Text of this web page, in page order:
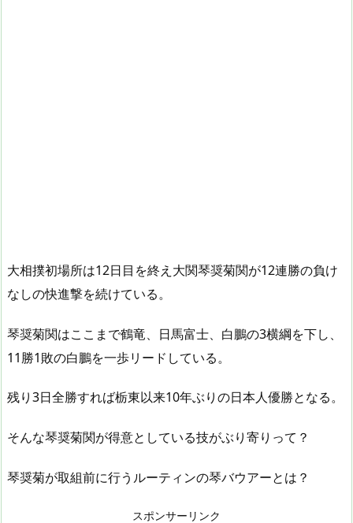
大相撲初場所は12日目を終え大関琴奨菊関が12連勝の負け
なしの快進撃を続けている。
琴奨菊関はここまで鶴竜、日馬富士、白鵬の3横綱を下し、
11勝1敗の白鵬を一歩リードしている。
残り3日全勝すれば栃東以来10年ぶりの日本人優勝となる。
そんな琴奨菊関が得意としている技がぶり寄りって？
琴奨菊が取組前に行うルーティンの琴バウアーとは？
スポンサーリンク